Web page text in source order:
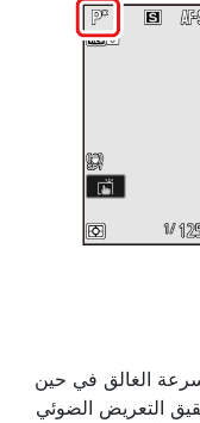
الغالق في حين
التعريض الضوئي